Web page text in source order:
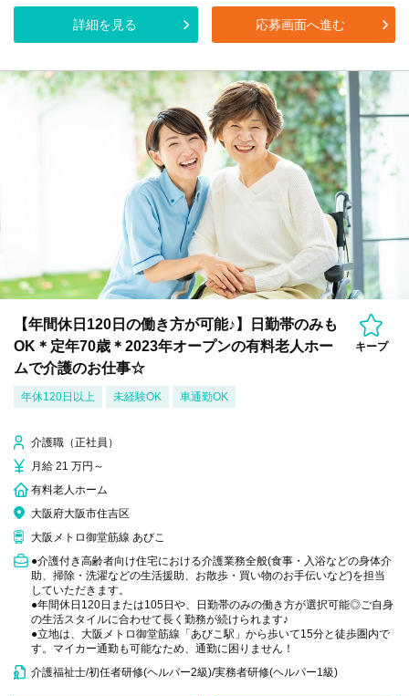
詳細を見る 応募画面へ進む
【年間休日120日の働き方が可能♪】日勤帯のみも
OK＊定年70歳＊2023年オープンの有料老人ホー
ムで介護のお仕事☆
キープ
年休120日以上 未経験OK 車通勤OK
介護職（正社員）
月給 21 万円～
有料老人ホーム
大阪府大阪市住吉区
大阪メトロ御堂筋線 あびこ
●介護付き高齢者向け住宅における介護業務全般(食事・入浴などの身体介
助、掃除・洗濯などの生活援助、お散歩・買い物のお手伝いなど)を担当
していただきます。
●年間休日120日または105日や、日勤帯のみの働き方が選択可能◎ご自身
の生活スタイルに合わせて長く勤務が続けられます♪
●立地は、大阪メトロ御堂筋線「あびこ駅」から歩いて15分と徒歩圏内で
す。マイカー通勤も可能なため、通勤に困りません！
介護福祉士/初任者研修(ヘルパー2級)/実務者研修(ヘルパー1級)